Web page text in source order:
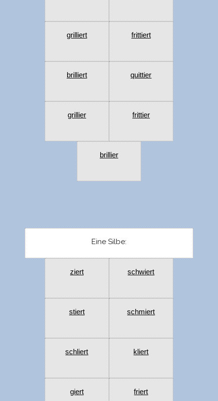
grilliert frittiert
brilliert quittier
grillier frittier
brillier
Eine Silbe:
ziert schwiert
stiert schmiert
schliert kliert
giert friert